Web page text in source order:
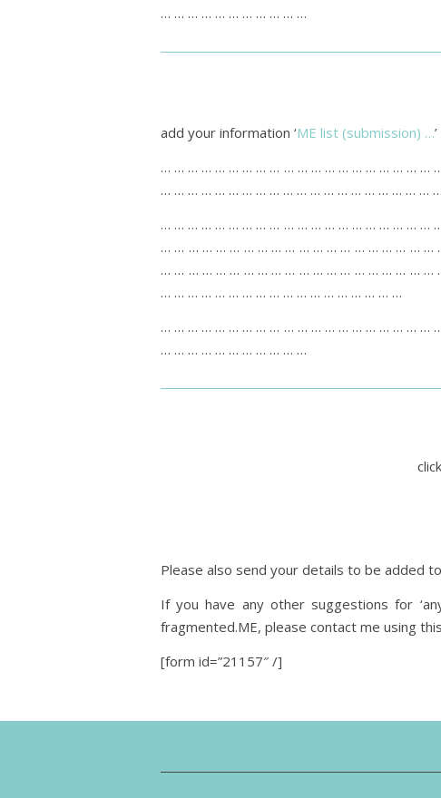
… … … … … … … … … … …
add your information ‘ME list (submission) …’
… … … … … … … … … … … … … … … … … … … …
… … … … … … … … … … … … … … … … … … … …
… … … … … … … … … … … … … … … … … … … …
… … … … … … … … … … … … … … … … … … …
… … … … … … … … … … … … … … … … … … …
… … … … … … … … … … … … … … … … … …
… … … … … … … … … … … … … … … … … … … …
… … … … … … … … … … …
Please also send your details to be added
If you have any other suggestions for
fragmented.ME, please contact me using this
[form id=”21157″ /]